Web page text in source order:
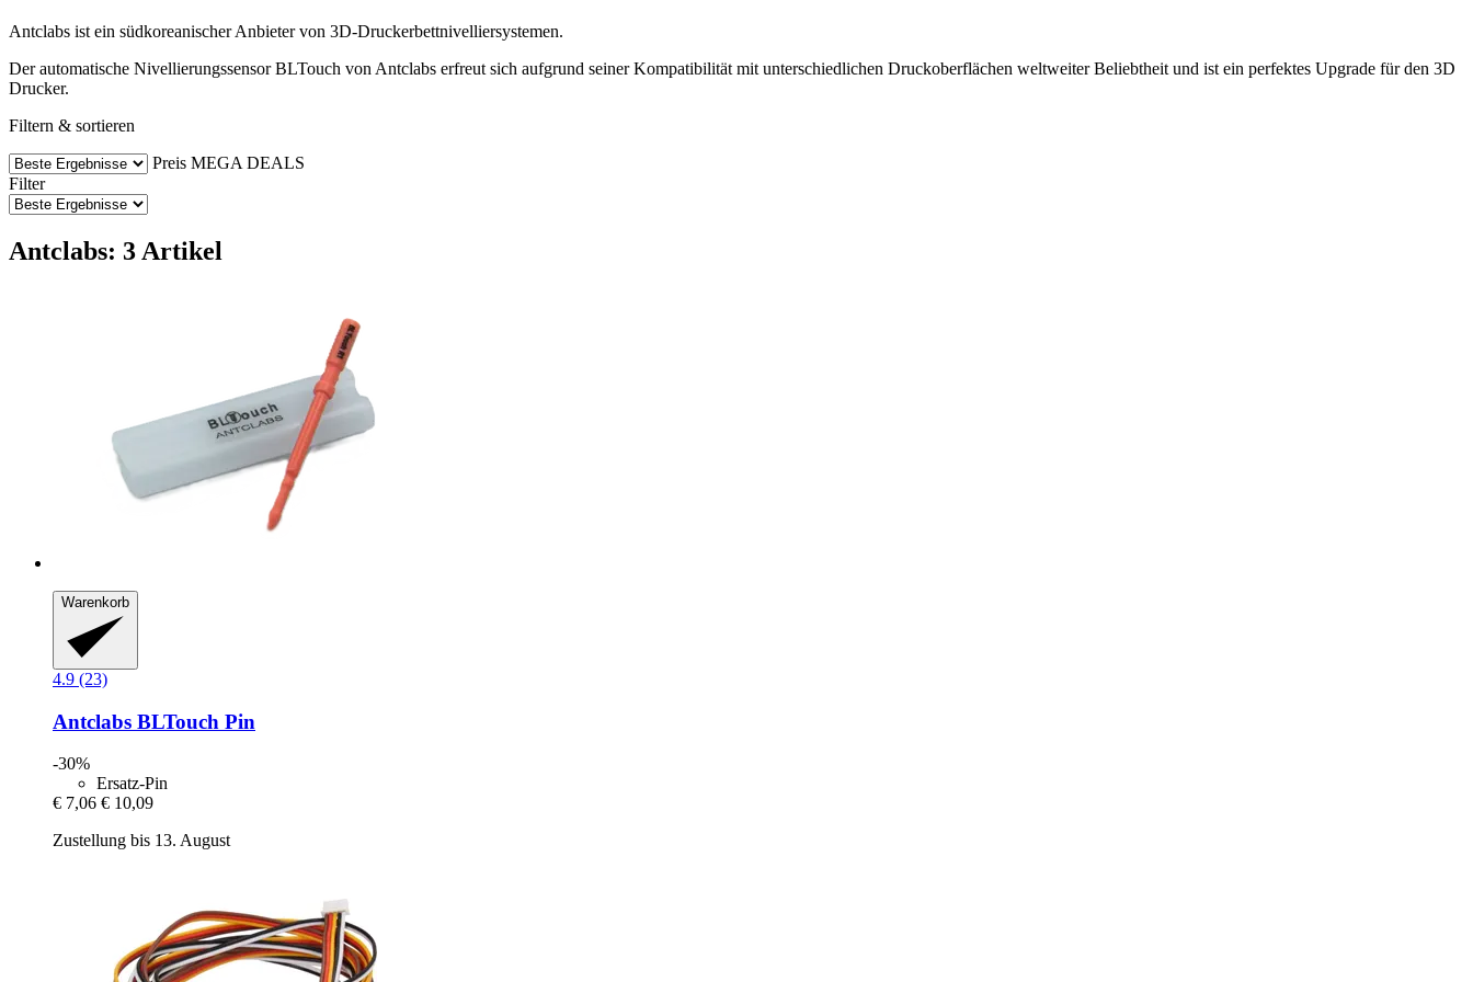
Antclabs ist ein südkoreanischer Anbieter von 3D-Druckerbettnivelliersystemen.
Der automatische Nivellierungssensor BLTouch von Antclabs erfreut sich aufgrund seiner Kompatibilität mit unterschiedlichen Druckoberflächen weltweiter Beliebtheit und ist ein perfektes Upgrade für den 3D
Drucker.
Filtern & sortieren
Preis MEGA DEALS
Filter
Antclabs: 3 Artikel
Warenkorb
4.9 (23)
Antclabs BLTouch Pin
-30%
Ersatz-Pin
€ 7,06 € 10,09
Zustellung bis 13. August